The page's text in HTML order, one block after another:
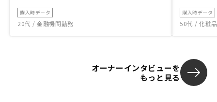
購入時データ
20代 / 金融機関勤務
購入時データ
50代 / 化粧
オーナーインタビューを
もっと見る